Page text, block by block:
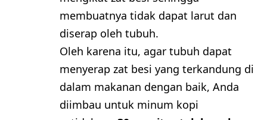
membuatnya tidak dapat larut dan
diserap oleh tubuh.
Oleh karena itu, agar tubuh dapat
menyerap zat besi yang terkandung di
dalam makanan dengan baik, Anda
diimbau untuk minum kopi